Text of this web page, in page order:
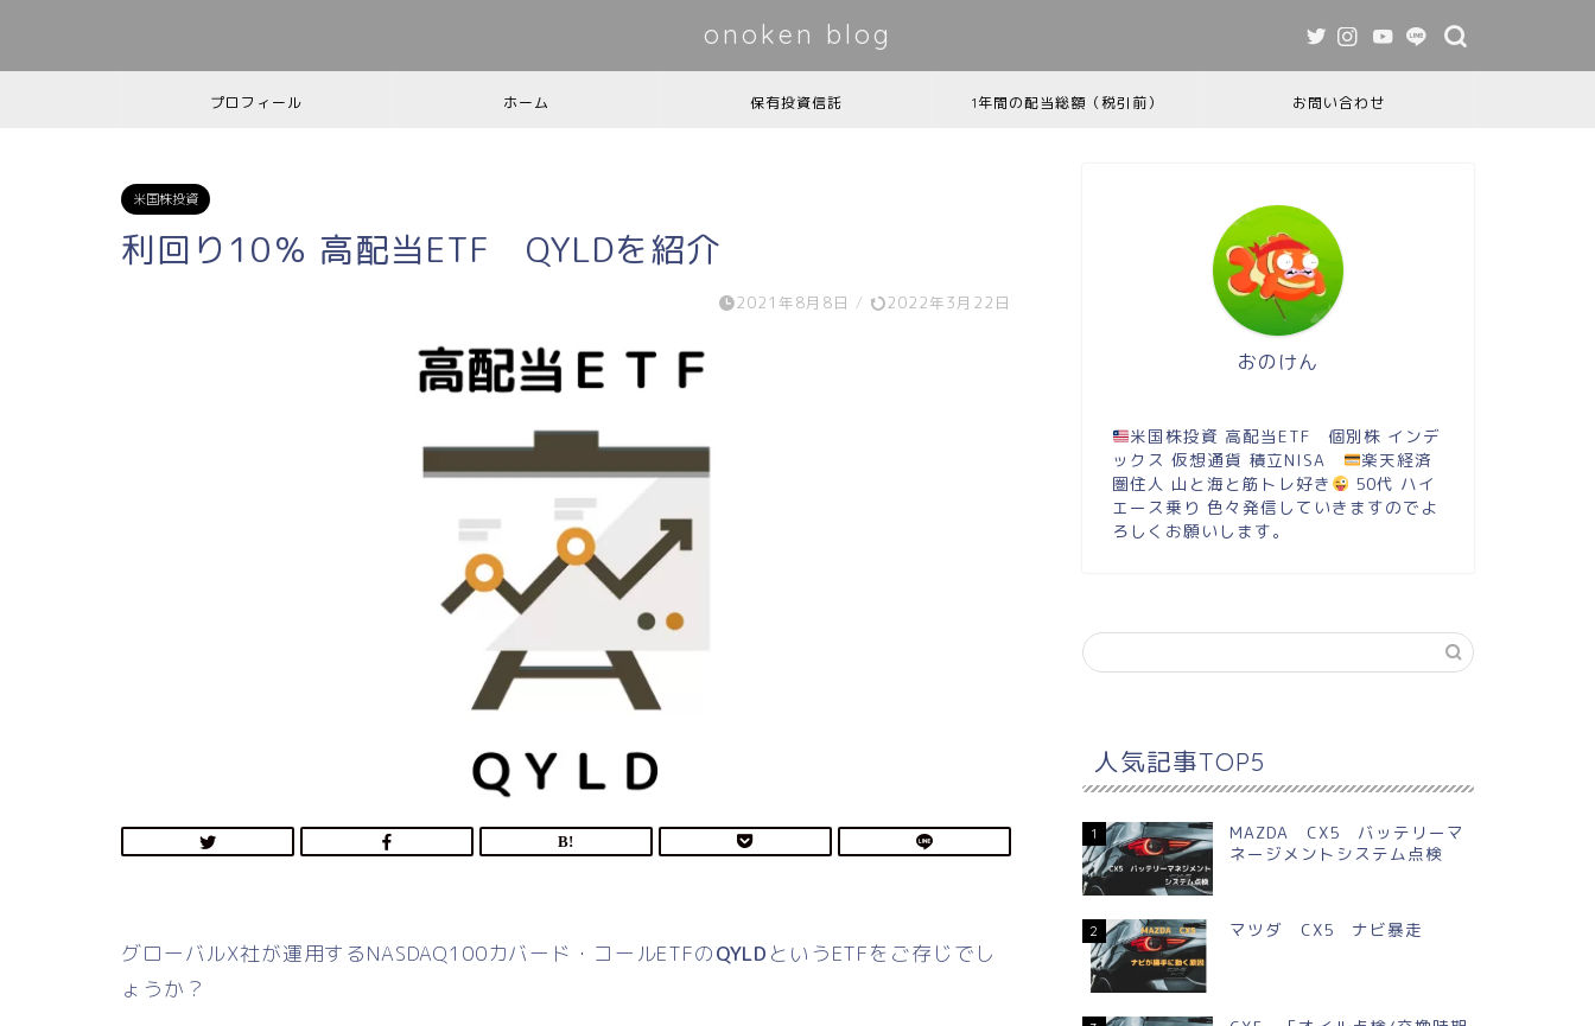
onoken blog
プロフィール ホーム 保有投資信託 1年間の配当総額（税引前） お問い合わせ
米国株投資
利回り10％ 高配当ETF QYLDを紹介
2021年8月8日 / 2022年3月22日
グローバルX社が運用するNASDAQ100カバード・コールETFのQYLD というETFをご存じでし
ょうか？
おのけん
米国株投資 高配当ETF 個別株 インデ
ックス 仮想通貨 積立NISA
楽天経済
圏住人 山と海と筋トレ好き
50代 ハイ
エース乗り 色々発信していきますのでよ
ろしくお願いします。
人気記事TOP5
1
MAZDA CX5 バッテリーマ
ネージメントシステム点検
2 マツダ CX5 ナビ暴走